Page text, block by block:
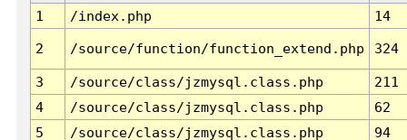
1
/index.php 14
2 /source/function/function_extend.php 324
3 /source/class/jzmysql.class.php
211
4
/source/class/jzmysql.class.php
62
5
/source/class/jzmysql.class.php
94